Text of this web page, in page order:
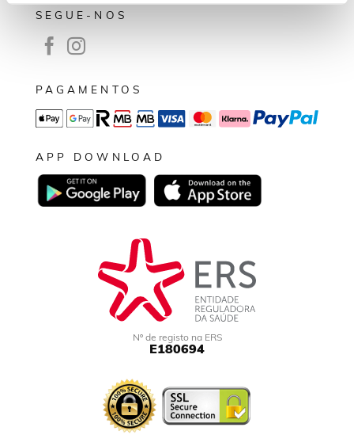
SEGUE-NOS
PAGAMENTOS
APP DOWNLOAD
Nº de registo na ERS
E180694